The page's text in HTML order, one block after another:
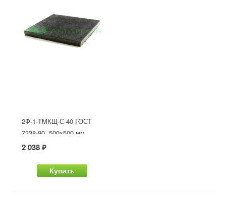
2Ф-1-ТМКЩ-С-40 ГОСТ
7338-90, 500x500 мм
2 038 ₽
Купить